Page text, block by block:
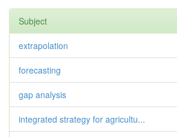
Subject
extrapolation
forecasting
gap analysis
integrated strategy for agricultu...